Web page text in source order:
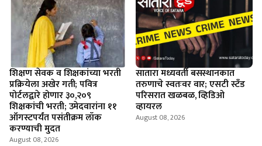
शिक्षण सेवक व शिक्षकांच्या भरती
प्रक्रियेला अखेर गती; पवित्र
पोर्टलद्वारे होणार ३०,२०९
शिक्षकांची भरती; उमेदवारांना ११
ऑगस्टपर्यंत पसंतीक्रम लॉक
करण्याची मुदत
August 08, 2026
सातारा मध्यवर्ती बसस्थानकात
तरुणाचे स्वतःवर वार; एसटी स्टँड
परिसरात खळबळ, व्हिडिओ
व्हायरल
August 08, 2026